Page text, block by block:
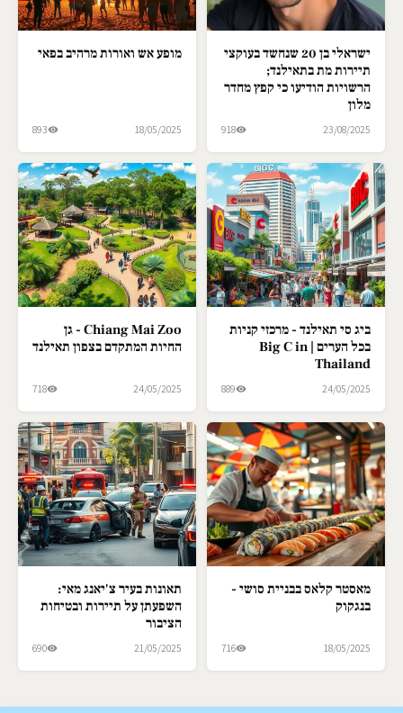
ישראלי בן 20 שנחשד בעוקצי
תיירות מת בתאילנד;
הרשויות הודיעו כי קפץ מחדר
מלון
23/08/2025
918
מופע אש ואורות מרהיב בפאי
18/05/2025
893
ביג סי תאילנד - מרכזי קניות
בכל הערים | Big C in
Thailand
24/05/2025
889
Chiang Mai Zoo - גן
החיות המתקדם בצפון תאילנד
24/05/2025
718
מאסטר קלאס בבניית סושי -
בנגקוק
18/05/2025
716
תאונות בעיר צ'יאנג מאי:
השפעתן על תיירות ובטיחות
הציבור
21/05/2025
690